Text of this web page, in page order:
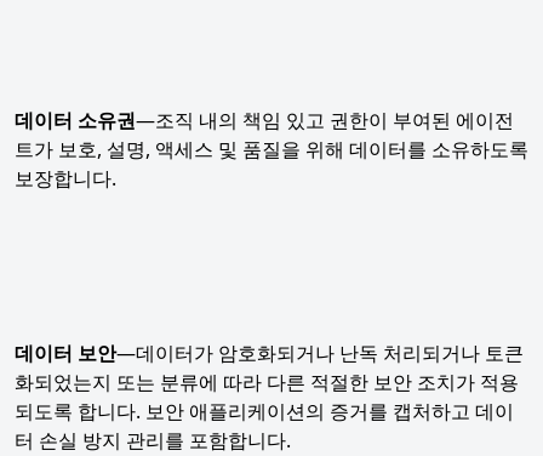
데이터 소유권—조직 내의 책임 있고 권한이 부여된 에이전
트가 보호, 설명, 액세스 및 품질을 위해 데이터를 소유하도록
보장합니다.
데이터 보안—데이터가 암호화되거나 난독 처리되거나 토큰
화되었는지 또는 분류에 따라 다른 적절한 보안 조치가 적용
되도록 합니다. 보안 애플리케이션의 증거를 캡처하고 데이
터 손실 방지 관리를 포함합니다.